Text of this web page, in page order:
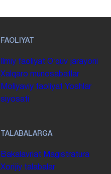
FAOLIYAT
Ilmiy faoliyat Oʻquv jarayoni
Xalqaro munosabatlar
Moliyaviy faoliyat Yoshlar
siyosati
TALABALARGA
Bakalavriat Magistratura
Xorijiy talabalar